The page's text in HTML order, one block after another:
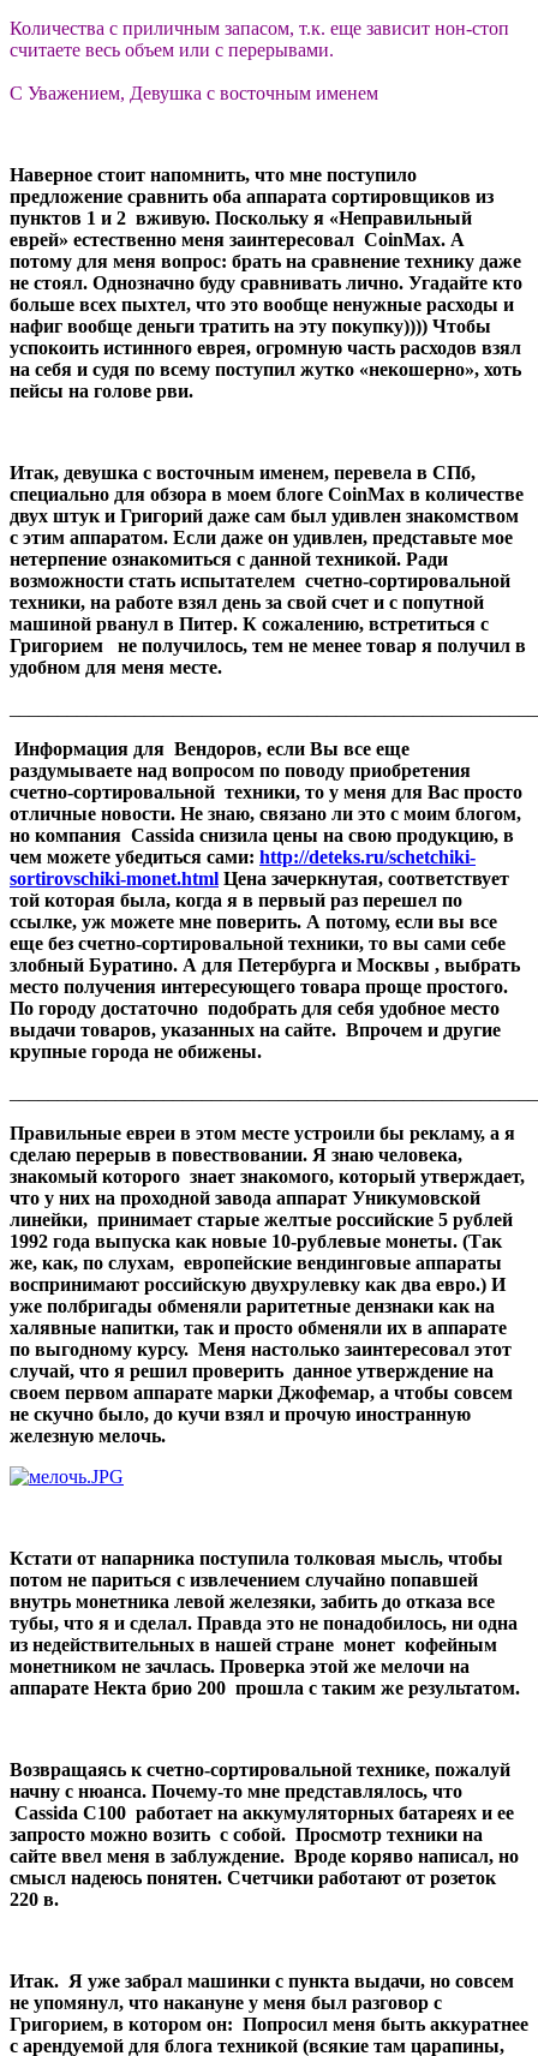
Количества с приличным запасом, т.к. еще зависит нон-стоп
считаете весь объем или с перерывами.
С Уважением, Девушка с восточным именем
Наверное стоит напомнить, что мне поступило
предложение сравнить оба аппарата сортировщиков из
пунктов 1 и 2 вживую. Поскольку я «Неправильный
еврей» естественно меня заинтересовал CoinMax. А
потому для меня вопрос: брать на сравнение технику даже
не стоял. Однозначно буду сравнивать лично. Угадайте кто
больше всех пыхтел, что это вообще ненужные расходы и
нафиг вообще деньги тратить на эту покупку)))) Чтобы
успокоить истинного еврея, огромную часть расходов взял
на себя и судя по всему поступил жутко «некошерно», хоть
пейсы на голове рви.
Итак, девушка с восточным именем, перевела в СПб,
специально для обзора в моем блоге CoinMax в количестве
двух штук и Григорий даже сам был удивлен знакомством
с этим аппаратом. Если даже он удивлен, представьте мое
нетерпение ознакомиться с данной техникой. Ради
возможности стать испытателем счетно-сортировальной
техники, на работе взял день за свой счет и с попутной
машиной рванул в Питер. К сожалению, встретиться с
Григорием не получилось, тем не менее товар я получил в
удобном для меня месте.
Информация для Вендоров, если Вы все еще
раздумываете над вопросом по поводу приобретения
счетно-сортировальной техники, то у меня для Вас просто
отличные новости. Не знаю, связано ли это с моим блогом,
но компания Cassida снизила цены на свою продукцию, в
чем можете убедиться сами: http://deteks.ru/schetchiki-
sortirovschiki-monet.html Цена зачеркнутая, соответствует
той которая была, когда я в первый раз перешел по
ссылке, уж можете мне поверить. А потому, если вы все
еще без счетно-сортировальной техники, то вы сами себе
злобный Буратино. А для Петербурга и Москвы , выбрать
место получения интересующего товара проще простого.
По городу достаточно подобрать для себя удобное место
выдачи товаров, указанных на сайте. Впрочем и другие
крупные города не обижены.
Правильные евреи в этом месте устроили бы рекламу, а я
сделаю перерыв в повествовании. Я знаю человека,
знакомый которого знает знакомого, который утверждает,
что у них на проходной завода аппарат Уникумовской
линейки, принимает старые желтые российские 5 рублей
1992 года выпуска как новые 10-рублевые монеты. (Так
же, как, по слухам, европейские вендинговые аппараты
воспринимают российскую двухрулевку как два евро.) И
уже полбригады обменяли раритетные дензнаки как на
халявные напитки, так и просто обменяли их в аппарате
по выгодному курсу. Меня настолько заинтересовал этот
случай, что я решил проверить данное утверждение на
своем первом аппарате марки Джофемар, а чтобы совсем
не скучно было, до кучи взял и прочую иностранную
железную мелочь.
Кстати от напарника поступила толковая мысль, чтобы
потом не париться с извлечением случайно попавшей
внутрь монетника левой железяки, забить до отказа все
тубы, что я и сделал. Правда это не понадобилось, ни одна
из недействительных в нашей стране монет кофейным
монетником не зачлась. Проверка этой же мелочи на
аппарате Некта брио 200 прошла с таким же результатом.
Возвращаясь к счетно-сортировальной технике, пожалуй
начну с нюанса. Почему-то мне представлялось, что
Cassida C100 работает на аккумуляторных батареях и ее
запросто можно возить с собой. Просмотр техники на
сайте ввел меня в заблуждение. Вроде коряво написал, но
смысл надеюсь понятен. Счетчики работают от розеток
220 в.
Итак. Я уже забрал машинки с пункта выдачи, но совсем
не упомянул, что накануне у меня был разговор с
Григорием, в котором он: Попросил меня быть аккуратнее
с арендуемой для блога техникой (всякие там царапины,